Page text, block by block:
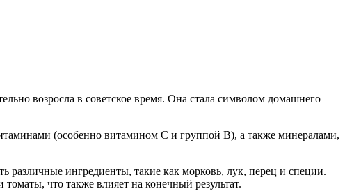
возросла в советское время. Она стала символом домашнего
(особенно витамином C и группой B), а также минералами,
различные ингредиенты, такие как морковь, лук, перец и специи.
что также влияет на конечный результат.